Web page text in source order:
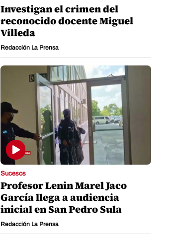
Investigan el crimen del
reconocido docente Miguel
Villeda
Redacción La Prensa
Sucesos
Profesor Lenin Marel Jaco
García llega a audiencia
inicial en San Pedro Sula
Redacción La Prensa